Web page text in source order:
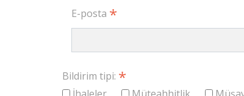
E-posta *
Bildirim tipi: *